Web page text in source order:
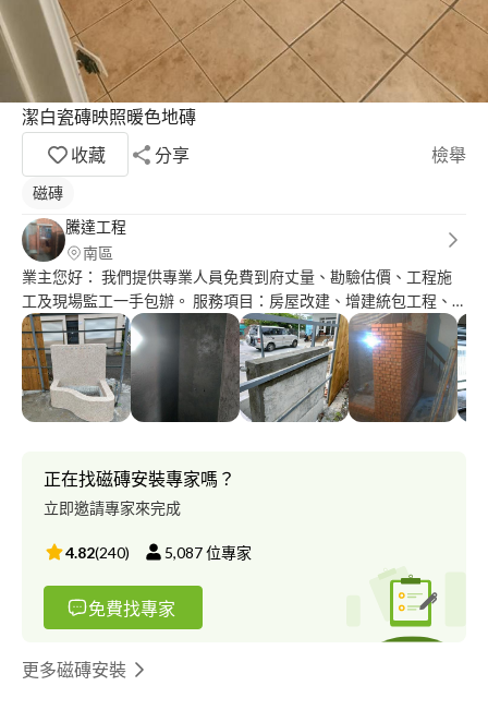
潔白瓷磚映照暖色地磚
收藏
分享 檢舉
磁磚
騰達工程
南區
業主您好： 我們提供專業人員免費到府丈量、勘驗估價、工程施
工及現場監工一手包辦。 服務項目：房屋改建、增建統包工程、
泥作、磁磚。 ～歡迎您的來電～
正在找磁磚安裝專家嗎？
立即邀請專家來完成
4.82(240) 5,087位專家
免費找專家
更多磁磚安裝